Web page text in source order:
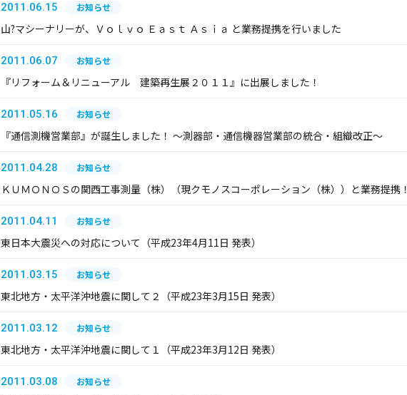
2011.06.15 お知らせ
山?マシーナリーが、Ｖｏｌｖｏ Ｅａｓｔ Ａｓｉａ と業務提携を行いました
2011.06.07 お知らせ
『リフォーム＆リニューアル 建築再生展２０１１』に出展しました！
2011.05.16 お知らせ
『通信測機営業部』が誕生しました！ ～測器部・通信機器営業部の統合・組織改正～
2011.04.28 お知らせ
ＫＵＭＯＮＯＳの関西工事測量（株）（現クモノスコーポレーション（株））と業務提携！
2011.04.11 お知らせ
東日本大震災への対応について（平成23年4月11日 発表）
2011.03.15 お知らせ
東北地方・太平洋沖地震に関して２（平成23年3月15日 発表）
2011.03.12 お知らせ
東北地方・太平洋沖地震に関して１（平成23年3月12日 発表）
2011.03.08 お知らせ